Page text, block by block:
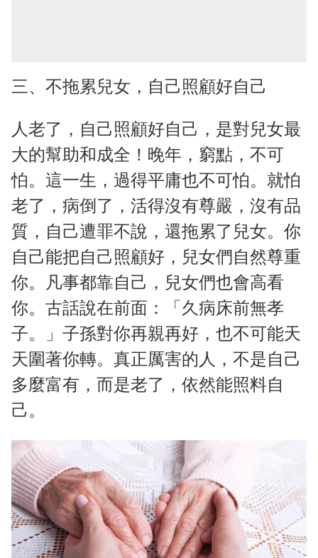
三、不拖累兒女，自己照顧好自己
人老了，自己照顧好自己，是對兒女最
大的幫助和成全！晚年，窮點，不可
怕。這一生，過得平庸也不可怕。就怕
老了，病倒了，活得沒有尊嚴，沒有品
質，自己遭罪不說，還拖累了兒女。你
自己能把自己照顧好，兒女們自然尊重
你。凡事都靠自己，兒女們也會高看
你。古話說在前面：「久病床前無孝
子。」子孫對你再親再好，也不可能天
天圍著你轉。真正厲害的人，不是自己
多麼富有，而是老了，依然能照料自
己。